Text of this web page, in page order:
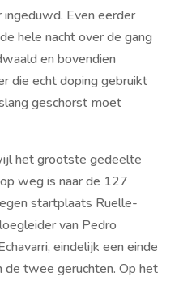
Even eerder
hele nacht over de gang
en bovendien
die echt doping gebruikt
geschorst moet
het grootste gedeelte
weg is naar de 127
startplaats Ruelle-
van Pedro
eindelijk een einde
de twee geruchten. Op het